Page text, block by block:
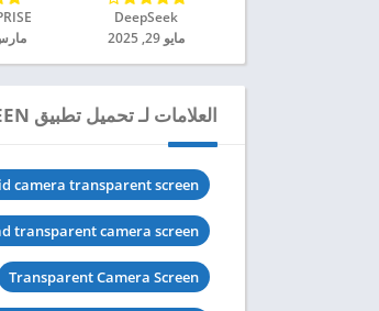
DeepSeek‏
مايو 29, 2025
مارس 24,
العلامات لـ تحميل تطبيق TRANSPARENT SCREEN مهكر للاندرويد 2024
camera transparent screen
transparent camera screen
Transparent Camera Screen